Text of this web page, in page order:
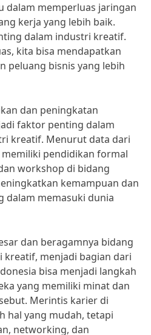
dalam memperluas jaringan
kerja yang lebih baik.
dalam industri kreatif.
kita bisa mendapatkan
peluang bisnis yang lebih
dan peningkatan
faktor penting dalam
kreatif. Menurut data dari
pendidikan formal
workshop di bidang
kemampuan dan
dalam memasuki dunia
dan beragamnya bidang
kreatif, menjadi bagian dari
bisa menjadi langkah
yang memiliki minat dan
Merintis karier di
hal yang mudah, tetapi
networking, dan